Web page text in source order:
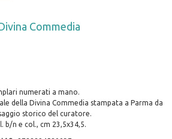
Commedia
numerati a mano.
della Divina Commedia stampata a Parma da
storico del curatore.
b/n e col., cm 23,5x34,5.